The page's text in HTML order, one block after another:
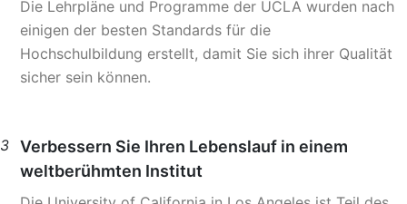
Die Lehrpläne und Programme der UCLA wurden nach
einigen der besten Standards für die
Hochschulbildung erstellt, damit Sie sich ihrer Qualität
sicher sein können.
3 Verbessern Sie Ihren Lebenslauf in einem
weltberühmten Institut